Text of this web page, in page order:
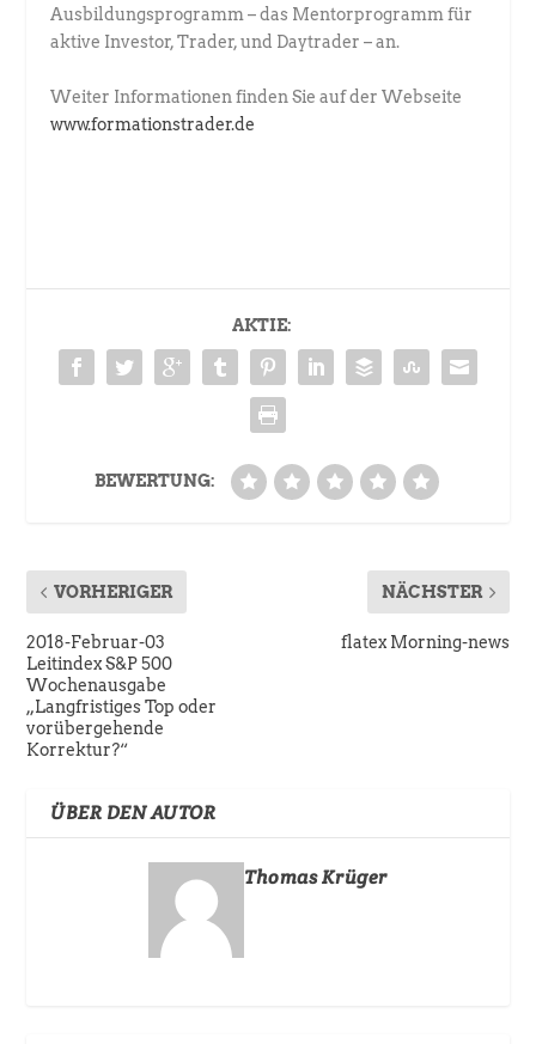
Ausbildungsprogramm – das Mentorprogramm für
aktive Investor, Trader, und Daytrader – an.
Weiter Informationen finden Sie auf der Webseite
www.formationstrader.de
AKTIE:
BEWERTUNG:
VORHERIGER
2018-Februar-03
Leitindex S&P 500
Wochenausgabe
„Langfristiges Top oder
vorübergehende
Korrektur?“
NÄCHSTER
flatex Morning-news
ÜBER DEN AUTOR
Thomas Krüger